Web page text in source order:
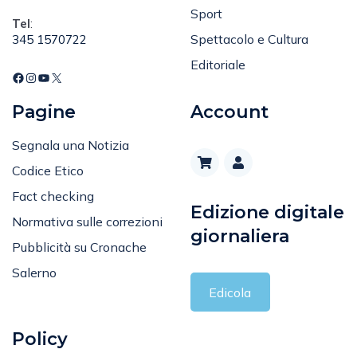
Tel:
345 1570722
Sport
Spettacolo e Cultura
Editoriale
Pagine
Segnala una Notizia
Codice Etico
Fact checking
Normativa sulle correzioni
Pubblicità su Cronache
Salerno
Account
Edizione digitale
giornaliera
Edicola
Policy